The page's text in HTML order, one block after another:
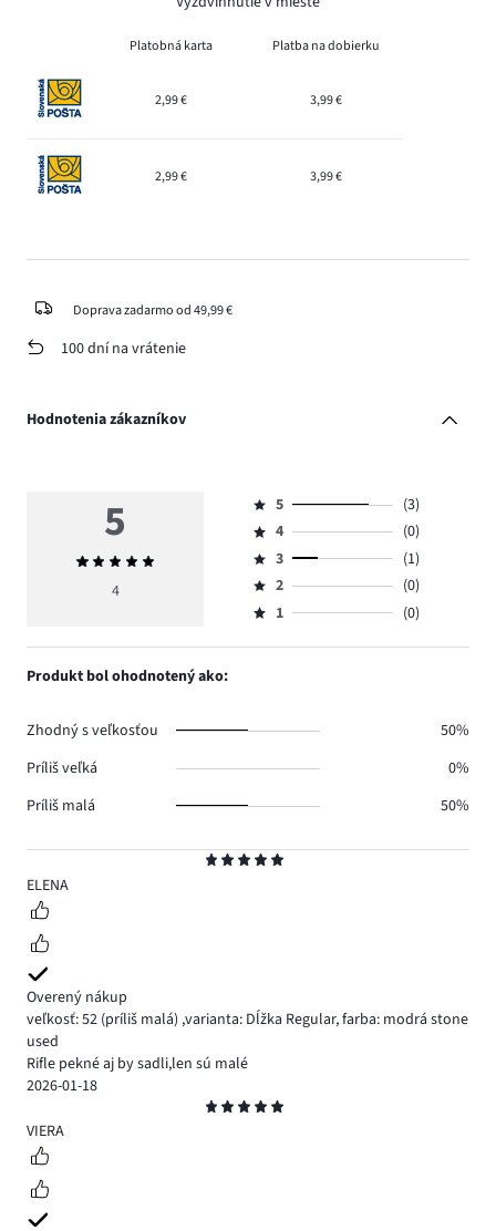
Platobná karta Platba na dobierku
2,99 € 3,99 €
2,99 € 3,99 €
Doprava zadarmo od 49,99 €
100 dní na vrátenie
Hodnotenia zákazníkov
5
ELENA
Overený nákup
veľkosť: 52 (príliš malá) ,varianta: Dĺžka Regular,farba: modrá stone
used
Rifle pekné aj by sadli,len sú malé
2026-01-18
5
VIERA
5
Priemerné
hodnotenie
4
Hodnotenie
5,
počet
hlasov
3.
5
(3)
Hodnotenie
4,
počet
hlasov
4
(0)
Hodnotenie
3,
počet
3
(1)
Hodnotenie
2,
2
(0)
Hodnotenie
1,
1 (0)
Produkt bol ohodnotený ako:
Zhodný s veľkosťou
50%
Príliš veľká
0%
Príliš malá
50%